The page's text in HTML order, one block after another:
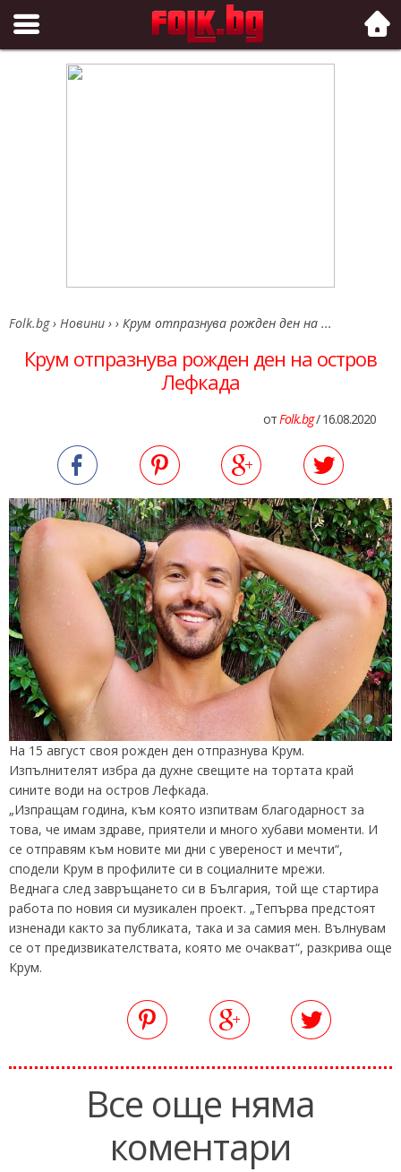
Folk.bg
Folk.bg › Новини › › Крум отпразнува рожден ден на ...
Крум отпразнува рожден ден на остров
Лефкада
отFolk.bg/ 16.08.2020
На 15 август своя рожден ден отпразнува Крум.
Изпълнителят избра да духне свещите на тортата край
сините води на остров Лефкада.
„Изпращам година, към която изпитвам благодарност за
това, че имам здраве, приятели и много хубави моменти. И
се отправям към новите ми дни с увереност и мечти“,
сподели Крум в профилите си в социалните мрежи.
Веднага след завръщането си в България, той ще стартира
работа по новия си музикален проект. „Тепърва предстоят
изненади както за публиката, така и за самия мен. Вълнувам
се от предизвикателствата, която ме очакват“, разкрива още
Крум.
Все още няма
коментари